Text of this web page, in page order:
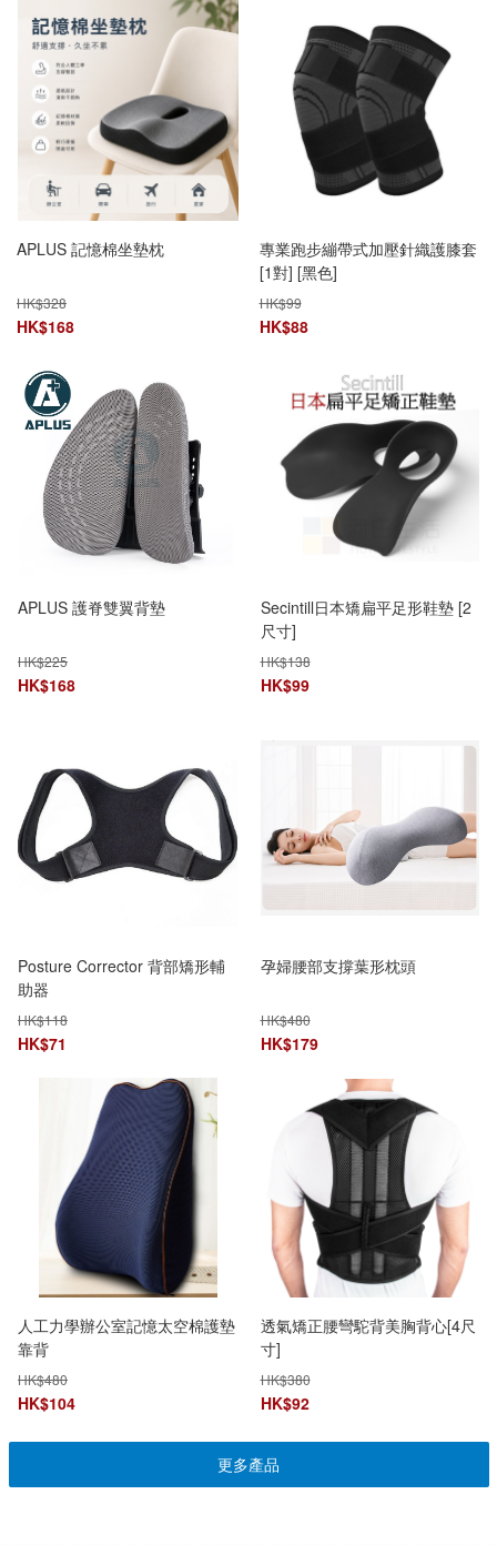
APLUS 記憶棉坐墊枕
HK$328
HK$168
專業跑步繃帶式加壓針織護膝套
[1對] [黑色]
HK$99
HK$88
APLUS 護脊雙翼背墊
HK$225
HK$168
Secintill日本矯扁平足形鞋墊 [2
尺寸]
HK$138
HK$99
Posture Corrector 背部矯形輔
助器
HK$118
HK$71
孕婦腰部支撐葉形枕頭
HK$480
HK$179
人工力學辦公室記憶太空棉護墊
靠背
HK$480
HK$104
透氣矯正腰彎駝背美胸背心[4尺
寸]
HK$380
HK$92
更多產品